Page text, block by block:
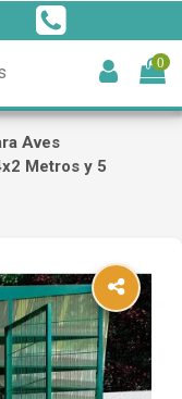
0
Aves
Metros y 5